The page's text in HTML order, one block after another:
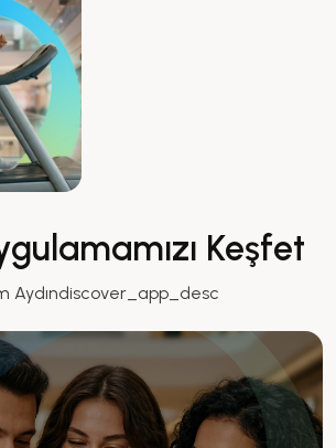
Keşfet
Aydındiscover_app_desc